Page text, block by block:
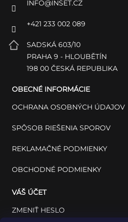
INFO@INSET.CZ
+421 233 002 089
SADSKÁ 603/10
PRAHA 9 - HLOUBĚTÍN
198 00 ČESKÁ REPUBLIKA
OBECNÉ INFORMÁCIE
OCHRANA OSOBNÝCH ÚDAJOV
SPÔSOB RIEŠENIA SPOROV
REKLAMAČNÉ PODMIENKY
OBCHODNÉ PODMIENKY
VÁŠ ÚČET
ZMENIŤ HESLO